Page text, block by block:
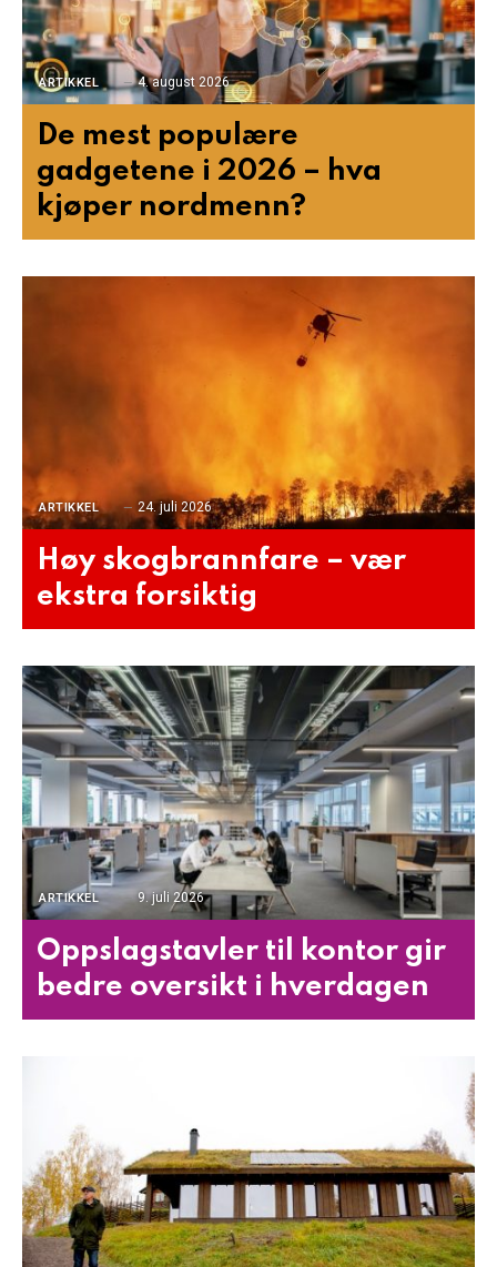
ARTIKKEL 4. august 2026
De mest populære
gadgetene i 2026 – hva
kjøper nordmenn?
ARTIKKEL 24. juli 2026
Høy skogbrannfare – vær
ekstra forsiktig
ARTIKKEL 9. juli 2026
Oppslagstavler til kontor gir
bedre oversikt i hverdagen